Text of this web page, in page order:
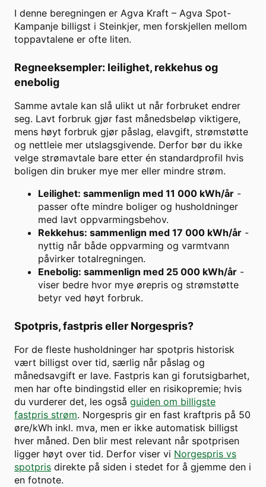
I denne beregningen er Agva Kraft – Agva Spot-
Kampanje billigst i Steinkjer, men forskjellen mellom
toppavtalene er ofte liten.
Regneeksempler: leilighet, rekkehus og
enebolig
Samme avtale kan slå ulikt ut når forbruket endrer
seg. Lavt forbruk gjør fast månedsbeløp viktigere,
mens høyt forbruk gjør påslag, elavgift, strømstøtte
og nettleie mer utslagsgivende. Derfor bør du ikke
velge strømavtale bare etter én standardprofil hvis
boligen din bruker mye mer eller mindre strøm.
Leilighet: sammenlign med 11 000 kWh/år -
passer ofte mindre boliger og husholdninger
med lavt oppvarmingsbehov.
Rekkehus: sammenlign med 17 000 kWh/år -
nyttig når både oppvarming og varmtvann
påvirker totalregningen.
Enebolig: sammenlign med 25 000 kWh/år -
viser bedre hvor mye ørepris og strømstøtte
betyr ved høyt forbruk.
Spotpris, fastpris eller Norgespris?
For de fleste husholdninger har spotpris historisk
vært billigst over tid, særlig når påslag og
månedsavgift er lave. Fastpris kan gi forutsigbarhet,
men har ofte bindingstid eller en risikopremie; hvis
du vurderer det, les også guiden om billigste
fastpris strøm. Norgespris gir en fast kraftpris på 50
øre/kWh inkl. mva, men er ikke automatisk billigst
hver måned. Den blir mest relevant når spotprisen
ligger høyt over tid. Derfor viser vi Norgespris vs
spotpris direkte på siden i stedet for å gjemme den i
en fotnote.